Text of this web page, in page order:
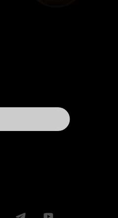
набором
и
байками,
а также
чуть
фильма особенно
со своей